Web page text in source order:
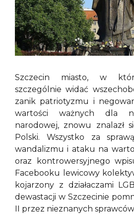
Szczecin miasto, w
szczególnie widać
zanik patriotyzmu i
wartości ważnych dla
narodowej, znowu znalazł
Polski. Wszystko za
wandalizmu i ataku na
oraz kontrowersyjnego
Facebooku lewicowy
kojarzony z działaczami
dewastacji w Szczecinie
II przez nieznanych